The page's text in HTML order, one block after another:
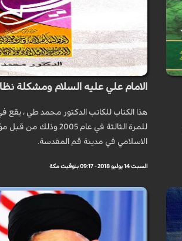
الامام علي عليه السلام ومشكلة
للمرة الثالثة في عام
الاسلامي في مدينة قم المقدسة.
السبت 14 يوليو 2018 - 09:17 بتوقيت مكة